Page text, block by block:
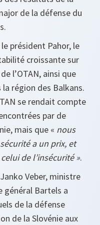
de la défense du
président Pahor, le
croissante sur
l’OTAN, ainsi que
région des Balkans.
se rendait compte
par de
mais que « nous
a un prix, et
de l’insécurité ».
Veber, ministre
général Bartels a
de la défense
de la Slovénie aux